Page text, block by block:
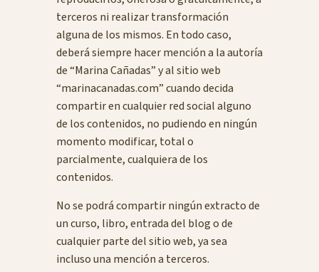
terceros ni realizar transformación
alguna de los mismos. En todo caso,
deberá siempre hacer mención a la autoría
de “Marina Cañadas” y al sitio web
“marinacanadas.com” cuando decida
compartir en cualquier red social alguno
de los contenidos, no pudiendo en ningún
momento modificar, total o
parcialmente, cualquiera de los
contenidos.
No se podrá compartir ningún extracto de
un curso, libro, entrada del blog o de
cualquier parte del sitio web, ya sea
incluso una mención a terceros.